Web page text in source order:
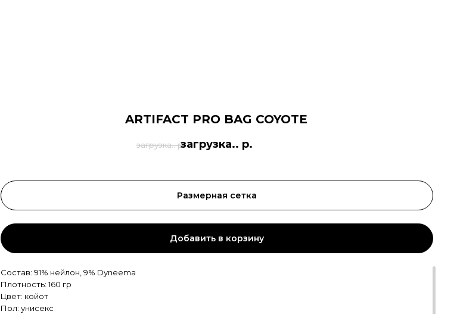
Размерная сетка
ARTIFACT PRO BAG COYOTE
загрузка.. р.
загрузка.. р.
Состав: 91% нейлон, 9% Dyneema
Плотность: 160 гр
Цвет: койот
Пол: унисекс
Добавить в корзину